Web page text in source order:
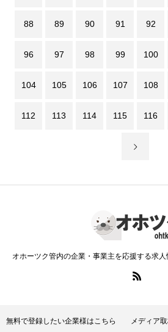
88 89 90 91 92
96 97 98 99 100
104 105 106 107 108
112 113 114 115 116
オホーツク管内の企業・事業主を応援する求
無料で登録したい企業様はこちら メディア